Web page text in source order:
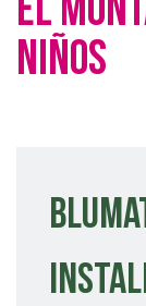
NIÑOS